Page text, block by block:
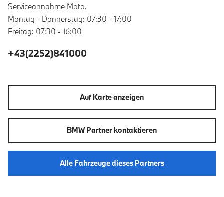
Serviceannahme Moto.
Montag - Donnerstag: 07:30 - 17:00
Freitag: 07:30 - 16:00
+43(2252)841000
Auf Karte anzeigen
BMW Partner kontaktieren
Alle Fahrzeuge dieses Partners